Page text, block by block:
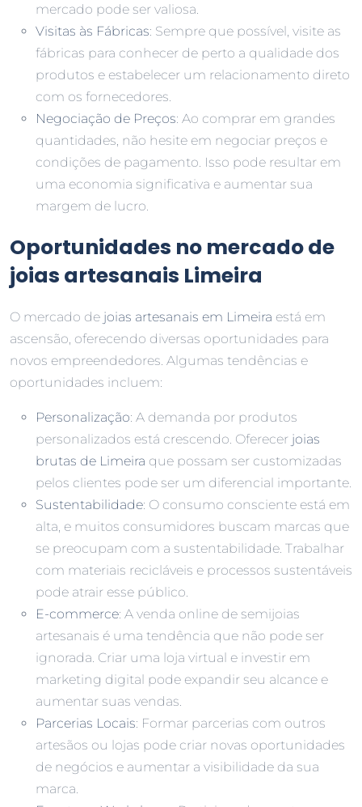
mercado pode ser valiosa.
Visitas às Fábricas: Sempre que possível, visite as
fábricas para conhecer de perto a qualidade dos
produtos e estabelecer um relacionamento direto
com os fornecedores.
Negociação de Preços: Ao comprar em grandes
quantidades, não hesite em negociar preços e
condições de pagamento. Isso pode resultar em
uma economia significativa e aumentar sua
margem de lucro.
Oportunidades no mercado de
joias artesanais Limeira
O mercado de joias artesanais em Limeira está em
ascensão, oferecendo diversas oportunidades para
novos empreendedores. Algumas tendências e
oportunidades incluem:
Personalização: A demanda por produtos
personalizados está crescendo. Oferecer joias
brutas de Limeira que possam ser customizadas
pelos clientes pode ser um diferencial importante.
Sustentabilidade: O consumo consciente está em
alta, e muitos consumidores buscam marcas que
se preocupam com a sustentabilidade. Trabalhar
com materiais recicláveis e processos sustentáveis
pode atrair esse público.
E-commerce: A venda online de semijoias
artesanais é uma tendência que não pode ser
ignorada. Criar uma loja virtual e investir em
marketing digital pode expandir seu alcance e
aumentar suas vendas.
Parcerias Locais: Formar parcerias com outros
artesãos ou lojas pode criar novas oportunidades
de negócios e aumentar a visibilidade da sua
marca.